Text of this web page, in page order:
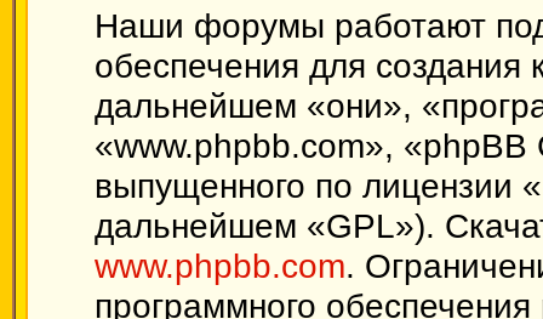
Наши форумы работают
обеспечения для
дальнейшем «они»,
«www.phpbb.com»,
выпущенного по лицензии «
дальнейшем «GPL»).
www.phpbb.com.
программного